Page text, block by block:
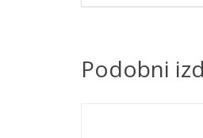
Podobni